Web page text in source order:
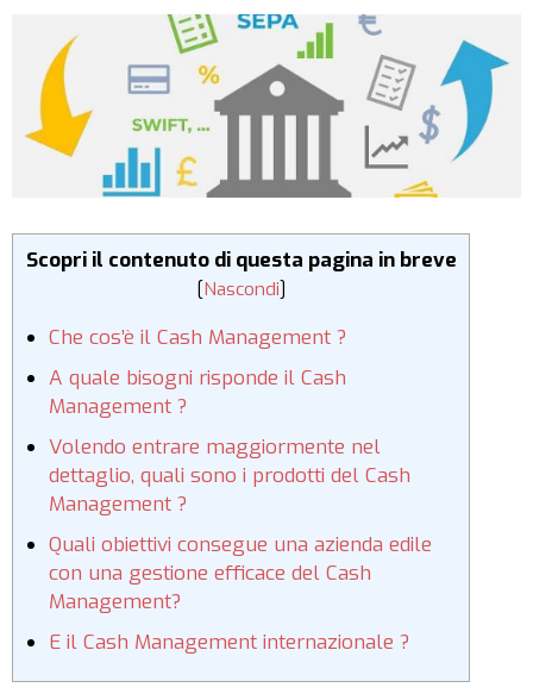
Scopri il contenuto di questa pagina in breve
[Nascondi]
Che cos’è il Cash Management ?
A quale bisogni risponde il Cash
Management ?
Volendo entrare maggiormente nel
dettaglio, quali sono i prodotti del Cash
Management ?
Quali obiettivi consegue una azienda edile
con una gestione efficace del Cash
Management?
E il Cash Management internazionale ?